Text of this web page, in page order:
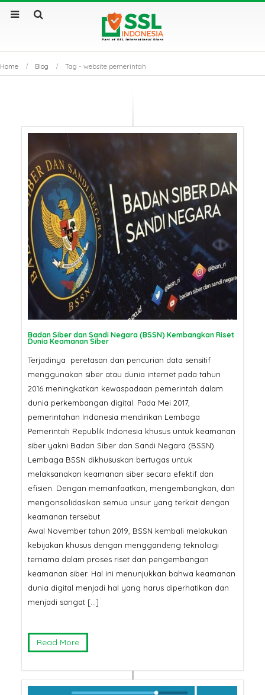
Home Blog Tag - website pemerintah
Badan Siber dan Sandi Negara (BSSN) Kembangkan Riset
Dunia Keamanan Siber
Terjadinya peretasan dan pencurian data sensitif
menggunakan siber atau dunia internet pada tahun
2016 meningkatkan kewaspadaan pemerintah dalam
dunia perkembangan digital. Pada Mei 2017,
pemerintahan Indonesia mendirikan Lembaga
Pemerintah Republik Indonesia khusus untuk keamanan
siber yakni Badan Siber dan Sandi Negara (BSSN).
Lembaga BSSN dikhususkan bertugas untuk
melaksanakan keamanan siber secara efektif dan
efisien. Dengan memanfaatkan, mengembangkan, dan
mengonsolidasikan semua unsur yang terkait dengan
keamanan tersebut.
Awal November tahun 2019, BSSN kembali melakukan
kebijakan khusus dengan menggandeng teknologi
ternama dalam proses riset dan pengembangan
keamanan siber. Hal ini menunjukkan bahwa keamanan
dunia digital menjadi hal yang harus diperhatikan dan
menjadi sangat […]
Read More
Sertifikat SSL Masa
Berlaku Singkat: Dampak
dan Solusinya
Sertifikat SSL: Mengapa
Bisnis Anda Bisa Lumpuh
Tanpanya?
SSL Certificate: Mengapa
Harganya Berbeda? Ini
Penjelasannya
SSL Certificate
Apa Saja
Utamanya?
Kenapa
Sertifikat SSL
Tembus
Pertama Google di 2026?
SSL
Jangan
Ini Bahaya Beli